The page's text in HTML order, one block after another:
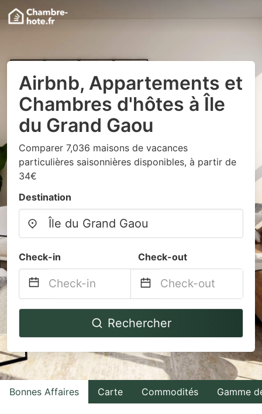
Airbnb, Appartements et
Chambres d'hôtes à Île
du Grand Gaou
Comparer 7,036 maisons de vacances
particulières saisonnières disponibles, à partir de
34€
Destination
Check-in Check-out
Navigate
to
interact
with
the
Navigate
backward
to
interact
with
the
Rechercher
Bonnes Affaires Carte Commodités Gamme